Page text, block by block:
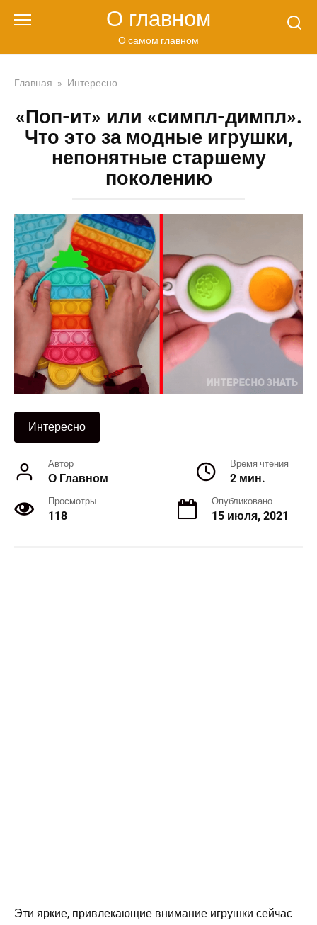
О главном
О самом главном
Главная » Интересно
«Поп-ит» или «симпл-димпл».
Что это за модные игрушки,
непонятные старшему
поколению
Интересно
Автор
О Главном
Время чтения
2 мин.
Просмотры
118
Опубликовано
15 июля, 2021
Эти яркие, привлекающие внимание игрушки сейчас